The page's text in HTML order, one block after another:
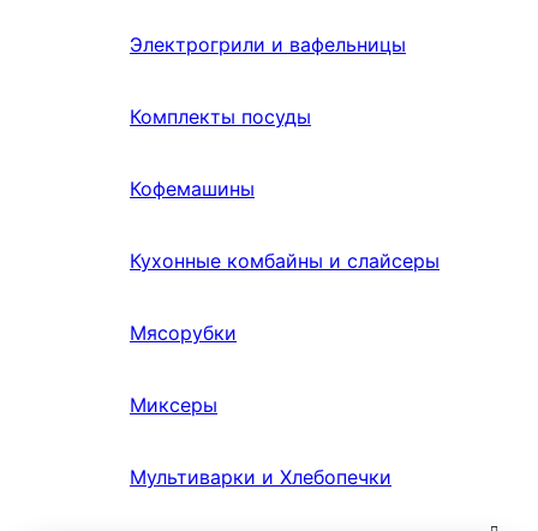
Электрогрили и вафельницы
Комплекты посуды
Кофемашины
Кухонные комбайны и слайсеры
Мясорубки
Миксеры
Мультиварки и Хлебопечки